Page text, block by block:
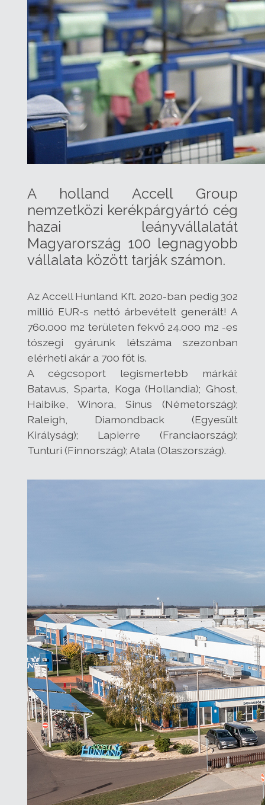
A holland Accell Group
nemzetközi kerékpárgyártó cég
hazai leányvállalatát
Magyarország 100 legnagyobb
vállalata között tarják számon.
Az Accell Hunland Kft. 2020-ban pedig 302
millió EUR-s nettó árbevételt generált! A
760.000 m2 területen fekvő 24.000 m2 -es
tószegi gyárunk létszáma szezonban
elérheti akár a 700 főt is.
A cégcsoport legismertebb márkái:
Batavus, Sparta, Koga (Hollandia); Ghost,
Haibike, Winora, Sinus (Németország);
Raleigh, Diamondback (Egyesült
Királyság); Lapierre (Franciaország);
Tunturi (Finnország); Atala (Olaszország).